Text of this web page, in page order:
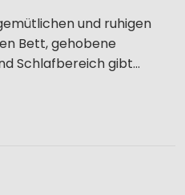
und ruhigen
Bett, gehobene
Schlafbereich gibt...